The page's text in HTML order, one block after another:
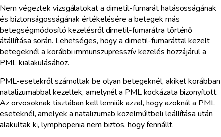
Nem végeztek vizsgálatokat a dimetil-fumarát hatásosságának
és biztonságosságának értékelésére a betegek más
betegségmódosító kezelésről dimetil-fumarátra történő
átállítása során. Lehetséges, hogy a dimetil-fumaráttal kezelt
betegeknél a korábbi immunszupresszív kezelés hozzájárul a
PML kialakulásához.
PML-esetekről számoltak be olyan betegeknél, akiket korábban
natalizumabbal kezeltek, amelynél a PML kockázata bizonyított.
Az orvosoknak tisztában kell lenniük azzal, hogy azoknál a PML
eseteknél, amelyek a natalizumab közelmúltbeli leállítása után
alakultak ki, lymphopenia nem biztos, hogy fennállt.